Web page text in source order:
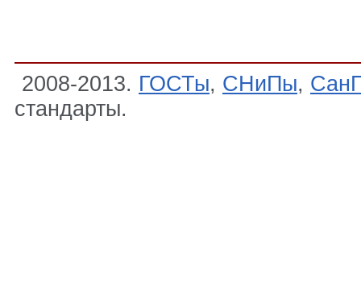
2008-2013. ГОСТы, СНиПы,
стандарты.